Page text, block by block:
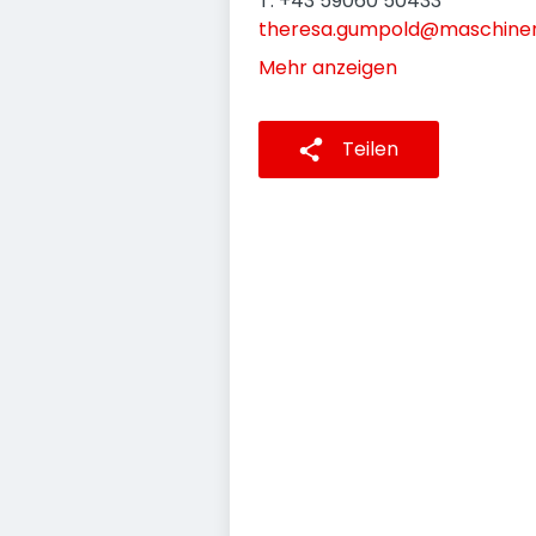
Mehr anzeigen
Teilen